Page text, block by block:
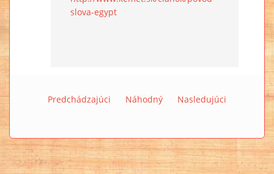
slova-egypt
Predchádzajúci Náhodný Nasledujúci